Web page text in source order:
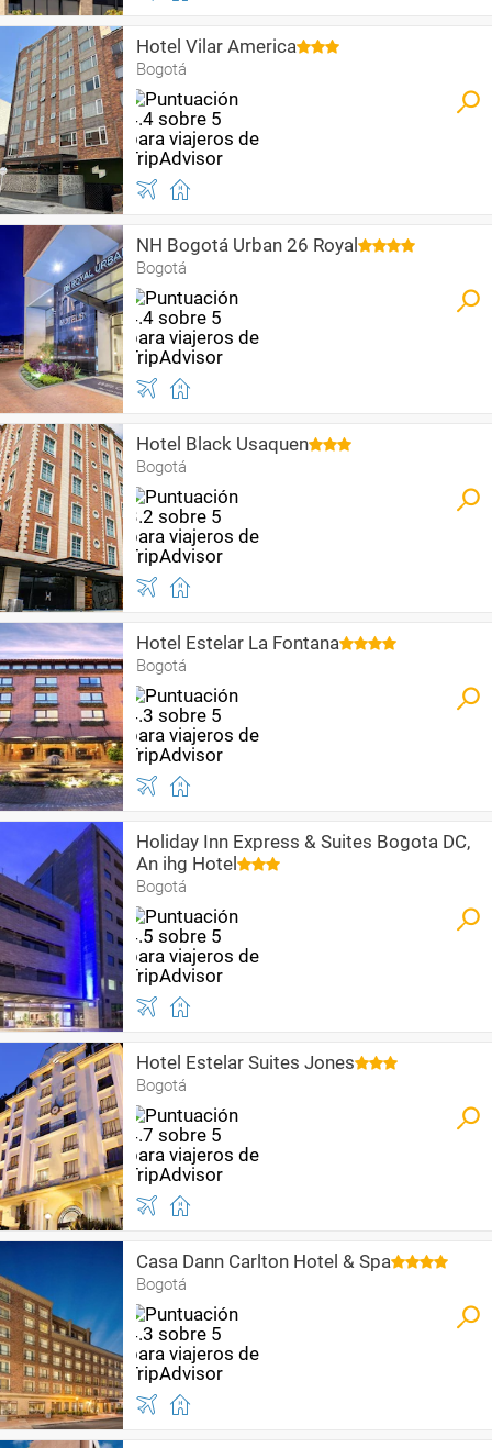
Hotel Vilar America
Bogotá
NH Bogotá Urban 26 Royal
Bogotá
Hotel Black Usaquen
Bogotá
Hotel Estelar La Fontana
Bogotá
Holiday Inn Express & Suites Bogota DC,
An ihg Hotel
Bogotá
Hotel Estelar Suites Jones
Bogotá
Casa Dann Carlton Hotel & Spa
Bogotá